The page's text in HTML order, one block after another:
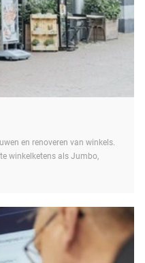
en renoveren van winkels.
winkelketens als Jumbo,